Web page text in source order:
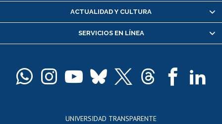
Servicio médico y dental
Pago de arancel y crédito alumnos
Docentes
ACTUALIDAD Y CULTURA
SERVICIOS EN LÍNEA
UNIVERSIDAD TRANSPARENTE